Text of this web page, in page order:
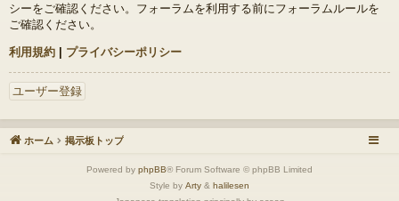
シーをご確認ください。フォーラムを利用する前にフォーラムルールを
ご確認ください。
利用規約 | プライバシーポリシー
ユーザー登録
ホーム 掲示板トップ
Powered by phpBB® Forum Software © phpBB Limited
Style by Arty & halilesen